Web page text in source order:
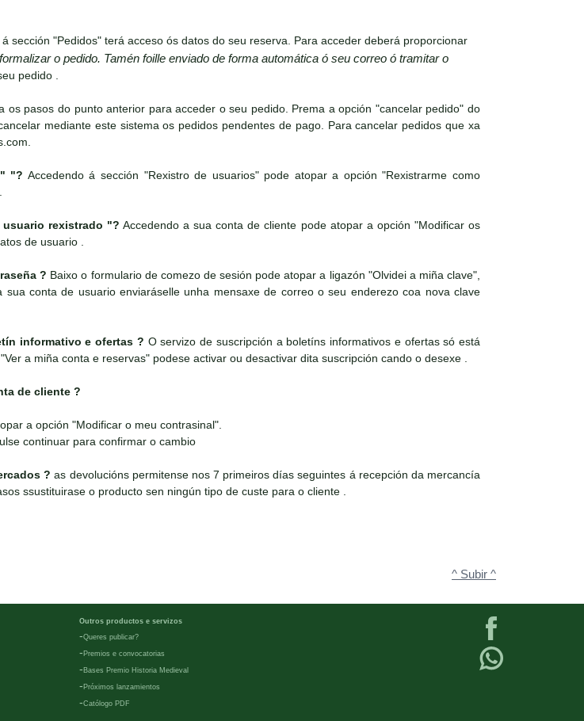
sección "Pedidos" terá acceso ós datos do seu reserva. Para acceder deberá proporcionar
o pedido. Tamén foille enviado de forma automática ó seu correo ó tramitar o
pedido .
os pasos do punto anterior para acceder o seu pedido. Prema a opción "cancelar pedido" do
mediante este sistema os pedidos pendentes de pago. Para cancelar pedidos que xa
"? Accedendo á sección "Rexistro de usuarios" pode atopar a opción "Rexistrarme como
rexistrado "? Accedendo a sua conta de cliente pode atopar a opción "Modificar os
de usuario .
? Baixo o formulario de comezo de sesión pode atopar a ligazón "Olvidei a miña clave",
conta de usuario enviaráselle unha mensaxe de correo o seu enderezo coa nova clave
informativo e ofertas ? O servizo de suscripción a boletíns informativos e ofertas só está
a miña conta e reservas" podese activar ou desactivar dita suscripción cando o desexe .
de cliente ?
a opción "Modificar o meu contrasinal".
continuar para confirmar o cambio
? as devolucións permitense nos 7 primeiros días seguintes á recepción da mercancía
ssustituirase o producto sen ningún tipo de custe para o cliente .
^ Subir ^
Outros productos e servizos
-Queres publicar?
- Premios e convocatorias
- Bases Premio Historia Medieval
- Próximos lanzamientos
-Católogo PDF